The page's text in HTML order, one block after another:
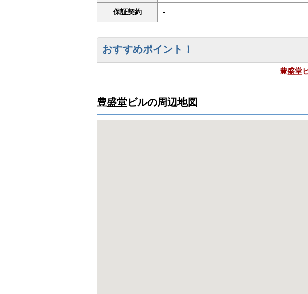
保証契約 -
おすすめポイント！
豊盛堂
豊盛堂ビルの周辺地図